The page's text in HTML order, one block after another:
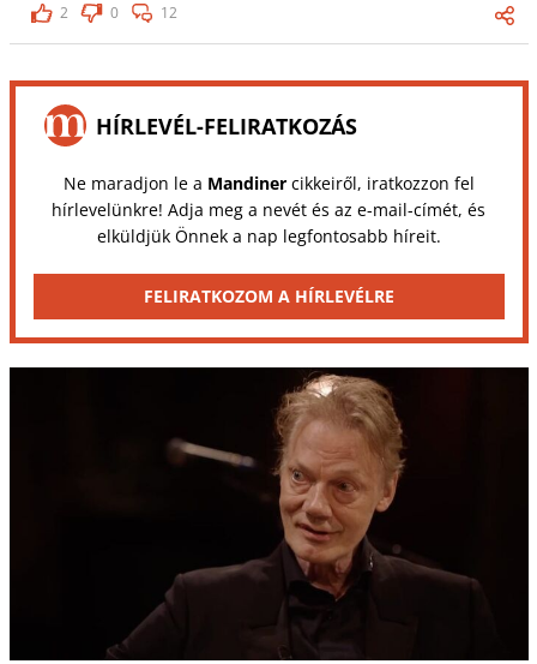
2
0 12
HÍRLEVÉL-FELIRATKOZÁS
Ne maradjon le a Mandinercikkeiről, iratkozzon fel
hírlevelünkre! Adja meg a nevét és az e-mail-címét, és
elküldjük Önnek a nap legfontosabb híreit.
FELIRATKOZOM A HÍRLEVÉLRE